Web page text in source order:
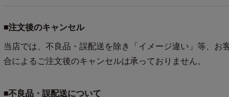
■注文後のキャンセル
当店では、不良品・誤配送を除き「イメージ違い」等、お
合によるご注文後のキャンセルは承っておりません。
■不良品・誤配送について